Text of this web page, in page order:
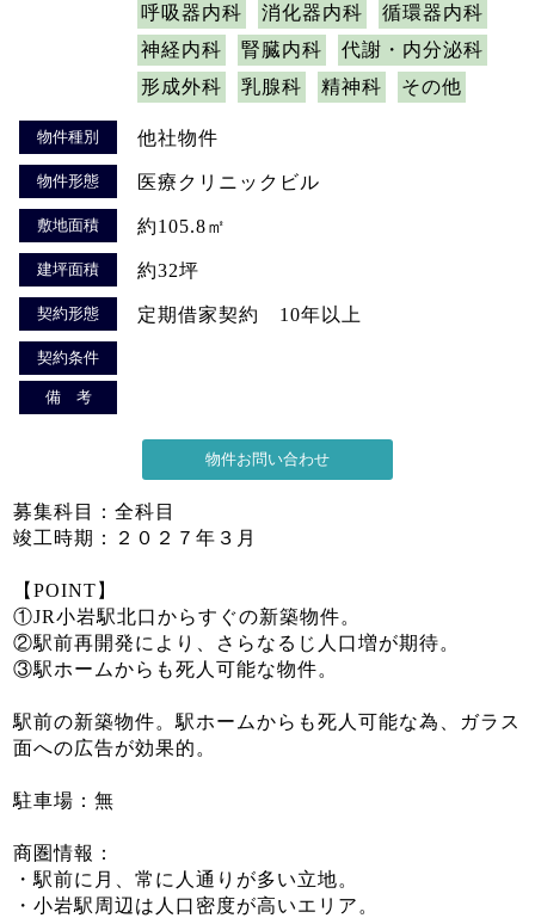
呼吸器内科
消化器内科
循環器内科
神経内科
腎臓内科
代謝・内分泌科
形成外科
乳腺科 精神科 その他
物件種別 他社物件
物件形態 医療クリニックビル
敷地面積 約105.8㎡
建坪面積 約32坪
契約形態 定期借家契約 10年以上
契約条件
備 考
募集科目：全科目
竣工時期：２０２７年３月
【POINT】
①JR小岩駅北口からすぐの新築物件。
②駅前再開発により、さらなるじ人口増が期待。
③駅ホームからも死人可能な物件。
駅前の新築物件。駅ホームからも死人可能な為、ガラス
面への広告が効果的。
駐車場：無
商圏情報：
・駅前に月、常に人通りが多い立地。
・小岩駅周辺は人口密度が高いエリア。